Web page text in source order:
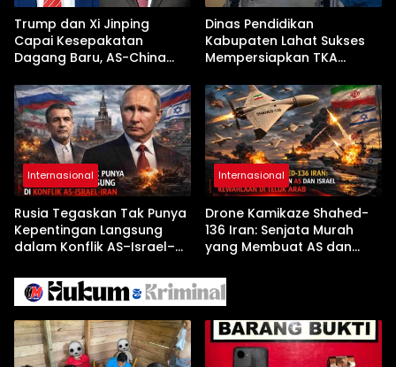
Trump dan Xi Jinping
Capai Kesepakatan
Dagang Baru, AS-China
Jelang Kunjungan Beijing
Dinas Pendidikan
Kabupaten Lahat Sukses
Mempersiapkan TKA
Pembekalan Latihan Soal
Tanpa Internet
Internasional
Rusia Tegaskan Tak Punya
Kepentingan Langsung
dalam Konflik AS–Israel–
Internasional
Drone Kamikaze Shahed-
136 Iran: Senjata Murah
yang Membuat AS dan
Arab